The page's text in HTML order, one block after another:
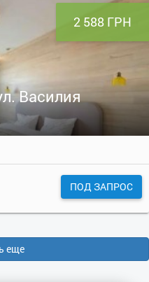
2 588 ГРН
Василия
ПОД ЗАПРОС
еще